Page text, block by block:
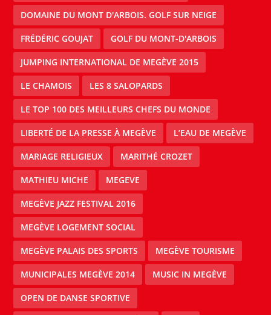
DOMAINE DU MONT D'ARBOIS. GOLF SUR NEIGE
FRÉDÉRIC GOUJAT GOLF DU MONT-D'ARBOIS
JUMPING INTERNATIONAL DE MEGÈVE 2015
LE CHAMOIS LES 8 SALOPARDS
LE TOP 100 DES MEILLEURS CHEFS DU MONDE
LIBERTÉ DE LA PRESSE À MEGÈVE L’EAU DE MEGÈVE
MARIAGE RELIGIEUX MARITHÉ CROZET
MATHIEU MICHE MEGEVE
MEGÈVE JAZZ FESTIVAL 2016
MEGÈVE LOGEMENT SOCIAL
MEGÈVE PALAIS DES SPORTS MEGÈVE TOURISME
MUNICIPALES MEGÈVE 2014 MUSIC IN MEGÈVE
OPEN DE DANSE SPORTIVE